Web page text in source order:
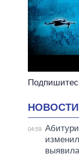
НОВОСТИ
04:59